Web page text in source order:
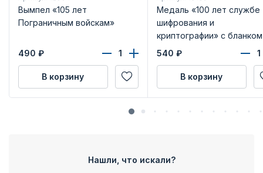
Вымпел «105 лет
Пограничным войскам»
490 ₽
В корзину
Медаль «100 лет службе
шифрования и
криптографии» с бланком
удостоверения
540 ₽
В корзину
Нашли, что искали?